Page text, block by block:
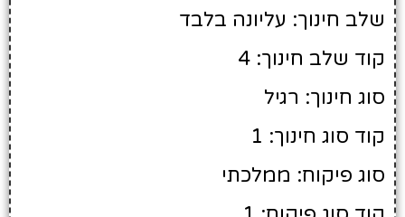
שלב חינוך: עליונה בלבד
קוד שלב חינוך: 4
סוג חינוך: רגיל
קוד סוג חינוך: 1
סוג פיקוח: ממלכתי